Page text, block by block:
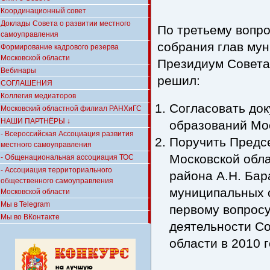
По третьему
собрания глав
Президиум
решил:
Согласовать
образований
Поручить
Московской
района А.Н.
муниципальных
первому
деятельности
области в 2010
Координационный совет
Доклады Совета о развитии местного
самоуправления
Формирование кадрового резерва
Московской области
Вебинары
СОГЛАШЕНИЯ
Коллегия медиаторов
Московский областной филиал РАНХиГС
НАШИ ПАРТНЁРЫ ↓
- Всероссийская Ассоциация развития
местного самоуправления
- Общенациональная ассоциация ТОС
- Ассоциация территориального
общественного самоуправления
Московской области
Мы в Telegram
Мы во ВКонтакте